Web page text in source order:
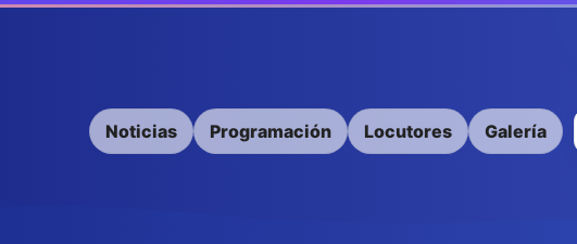
Noticias Programación Locutores Galería